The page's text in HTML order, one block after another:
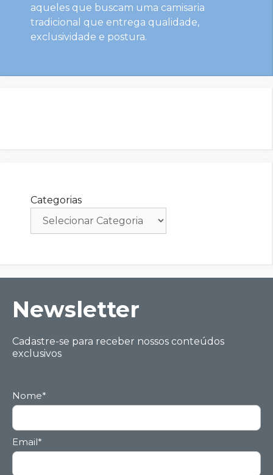
aqueles que buscam uma camisaria
tradicional que entrega qualidade,
exclusividade e postura.
Categorias
Ne wsletter
Cadastre-se para receber nossos conteúdos
exclusivos
Nome*
Email*